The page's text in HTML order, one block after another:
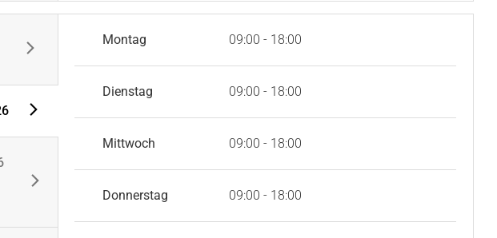
Montag 09:00 - 18:00
Dienstag 09:00 - 18:00
Mittwoch 09:00 - 18:00
Donnerstag 09:00 - 18:00